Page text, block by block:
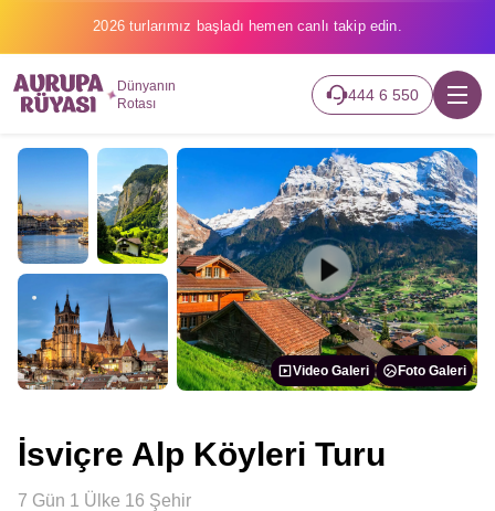
2026 turlarımız başladı hemen canlı takip edin.
Dünyanın
Rotası
444 6 550
Video Galeri Foto Galeri
İsviçre Alp Köyleri Turu
7 Gün 1 Ülke 16 Şehir